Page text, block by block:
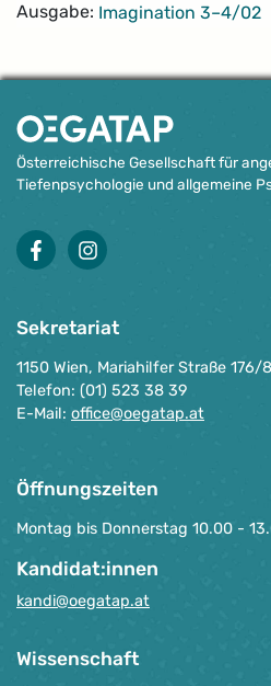
Ausgabe: Imagination 3–4/02
Österreichische Gesellschaft für
Tiefenpsychologie und allgemeine
facebookinstagram
Sekretariat
1150 Wien, Mariahilfer Straße 176/8
Telefon: (01) 523 38 39
E-Mail: office@oegatap.at
Öffnungszeiten
Montag bis Donnerstag 10.00 -
Kandidat:innen
kandi@oegatap.at
Wissenschaft